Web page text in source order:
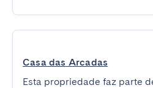
Casa das Arcadas
Esta propriedade faz parte